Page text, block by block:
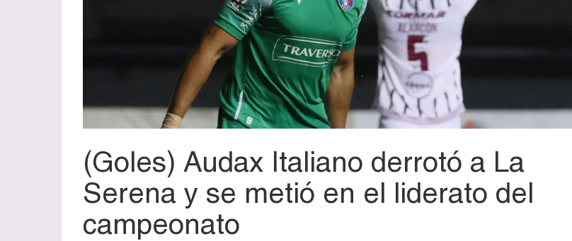
(Goles) Audax Italiano derrotó a La
Serena y se metió en el liderato del
campeonato